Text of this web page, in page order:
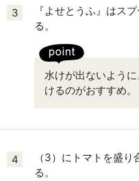
3
『よせとうふ』はス
る。
水けが出ないよう
けるのがおすすめ。
4
（3）にトマトを盛
る。